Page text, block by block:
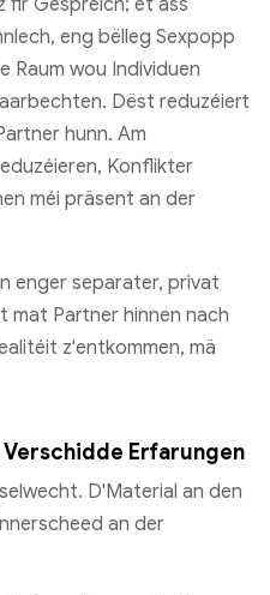
eng bëlleg Sexpopp
Raum wou Individuen
Dëst reduzéiert
hunn. Am
Konflikter
méi präsent an der
enger separater, privat
mat Partner hinnen nach
z'entkommen, mä
Erfarungen
D'Material an den
an der